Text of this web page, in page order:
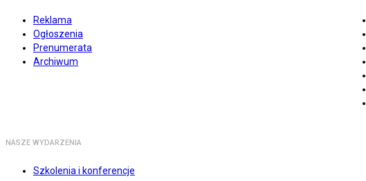
Reklama
Ogłoszenia
Prenumerata
Archiwum
NASZE WYDARZENIA
Szkolenia i konferencje